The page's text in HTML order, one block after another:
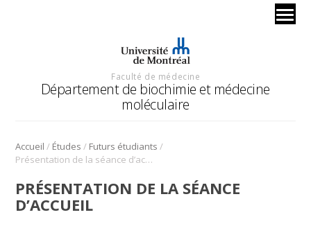
Faculté de médecine
Département de biochimie et médecine
moléculaire
Accueil / Études / Futurs étudiants /
Présentation de la séance d’accueil
PRÉSENTATION DE LA SÉANCE
D’ACCUEIL